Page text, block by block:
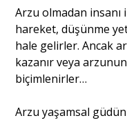
Arzu olmadan
hareket, düşünme
hale gelirler. Ancak
kazanır veya
biçimlenirler…
Arzu yaşamsal